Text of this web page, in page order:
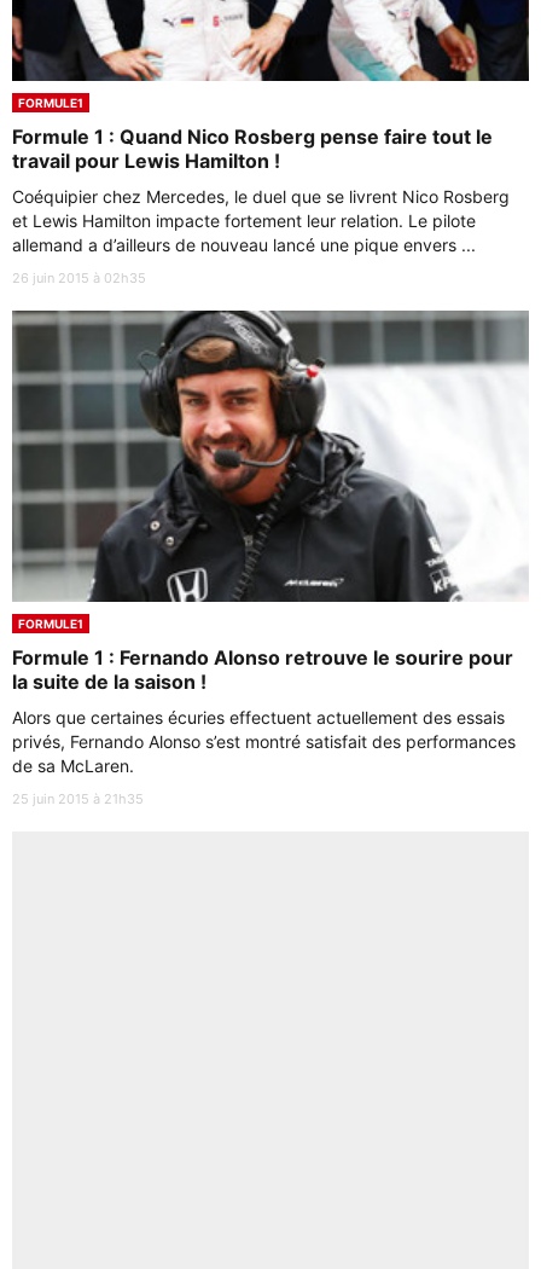
FORMULE1
Formule 1 : Quand Nico Rosberg pense faire tout le
travail pour Lewis Hamilton !
Coéquipier chez Mercedes, le duel que se livrent Nico Rosberg
et Lewis Hamilton impacte fortement leur relation. Le pilote
allemand a d’ailleurs de nouveau lancé une pique envers ...
26 juin 2015 à 02h35
FORMULE1
Formule 1 : Fernando Alonso retrouve le sourire pour
la suite de la saison !
Alors que certaines écuries effectuent actuellement des essais
privés, Fernando Alonso s’est montré satisfait des performances
de sa McLaren.
25 juin 2015 à 21h35